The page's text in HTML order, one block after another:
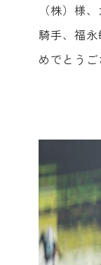
（株）様
騎手、福
めでとうご